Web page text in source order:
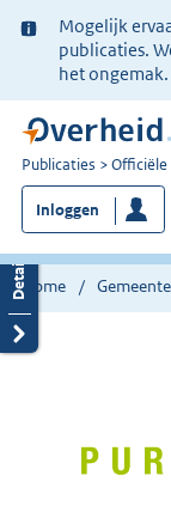
Ter
informatie:
Mogelijk
publicaties.
het ongemak.
U
bent
nu
hier:
Publicaties Officiële
Inloggen
Home